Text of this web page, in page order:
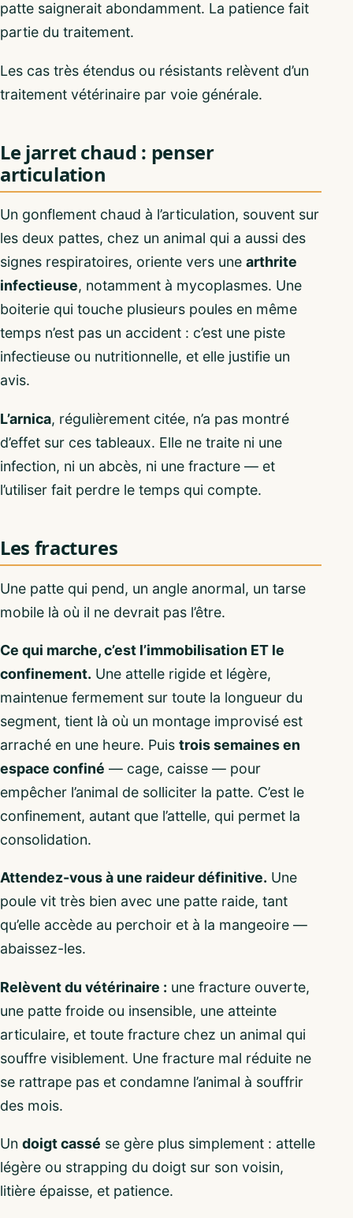
patte saignerait abondamment. La patience fait
partie du traitement.
Les cas très étendus ou résistants relèvent d’un
traitement vétérinaire par voie générale.
Le jarret chaud : penser
articulation
Un gonflement chaud à l’articulation, souvent sur
les deux pattes, chez un animal qui a aussi des
signes respiratoires, oriente vers une arthrite
infectieuse, notamment à mycoplasmes. Une
boiterie qui touche plusieurs poules en même
temps n’est pas un accident : c’est une piste
infectieuse ou nutritionnelle, et elle justifie un
avis.
L’arnica, régulièrement citée, n’a pas montré
d’effet sur ces tableaux. Elle ne traite ni une
infection, ni un abcès, ni une fracture — et
l’utiliser fait perdre le temps qui compte.
Les fractures
Une patte qui pend, un angle anormal, un tarse
mobile là où il ne devrait pas l’être.
Ce qui marche, c’est l’immobilisation ET le
confinement. Une attelle rigide et légère,
maintenue fermement sur toute la longueur du
segment, tient là où un montage improvisé est
arraché en une heure. Puis trois semaines en
espace confiné — cage, caisse — pour
empêcher l’animal de solliciter la patte. C’est le
confinement, autant que l’attelle, qui permet la
consolidation.
Attendez-vous à une raideur définitive. Une
poule vit très bien avec une patte raide, tant
qu’elle accède au perchoir et à la mangeoire —
abaissez-les.
Relèvent du vétérinaire : une fracture ouverte,
une patte froide ou insensible, une atteinte
articulaire, et toute fracture chez un animal qui
souffre visiblement. Une fracture mal réduite ne
se rattrape pas et condamne l’animal à souffrir
des mois.
Un doigt cassé se gère plus simplement : attelle
légère ou strapping du doigt sur son voisin,
litière épaisse, et patience.